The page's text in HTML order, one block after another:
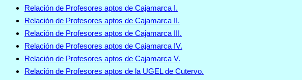
Relación de Profesores aptos de Cajamarca I.
Relación de Profesores aptos de Cajamarca II.
Relación de Profesores aptos de Cajamarca III.
Relación de Profesores aptos de Cajamarca IV.
Relación de Profesores aptos de Cajamarca V.
Relación de Profesores aptos de la UGEL de Cutervo.